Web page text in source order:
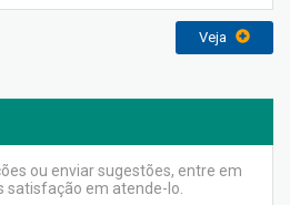
Veja
ou enviar sugestões, entre em
satisfação em atende-lo.